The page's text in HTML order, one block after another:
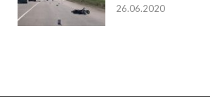
26.06.2020